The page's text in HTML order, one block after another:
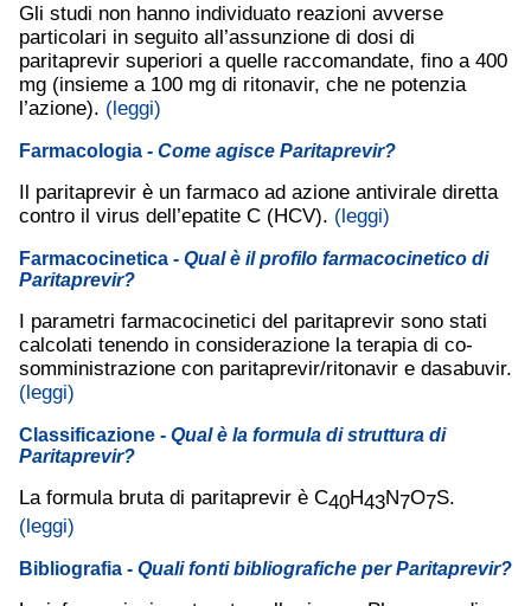
Gli studi non hanno individuato reazioni avverse
particolari in seguito all’assunzione di dosi di
paritaprevir superiori a quelle raccomandate, fino a 400
mg (insieme a 100 mg di ritonavir, che ne potenzia
l’azione). (leggi)
Farmacologia - Come agisce Paritaprevir?
Il paritaprevir è un farmaco ad azione antivirale diretta
contro il virus dell’epatite C (HCV). (leggi)
Farmacocinetica - Qual è il profilo farmacocinetico di
Paritaprevir?
I parametri farmacocinetici del paritaprevir sono stati
calcolati tenendo in considerazione la terapia di co-
somministrazione con paritaprevir/ritonavir e dasabuvir.
(leggi)
Classificazione - Qual è la formula di struttura di
Paritaprevir?
La formula bruta di paritaprevir è C40H43N7O7S.
(leggi)
Bibliografia - Quali fonti bibliografiche per Paritaprevir?